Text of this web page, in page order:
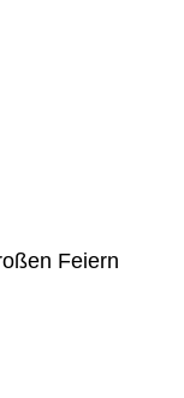
Feiern